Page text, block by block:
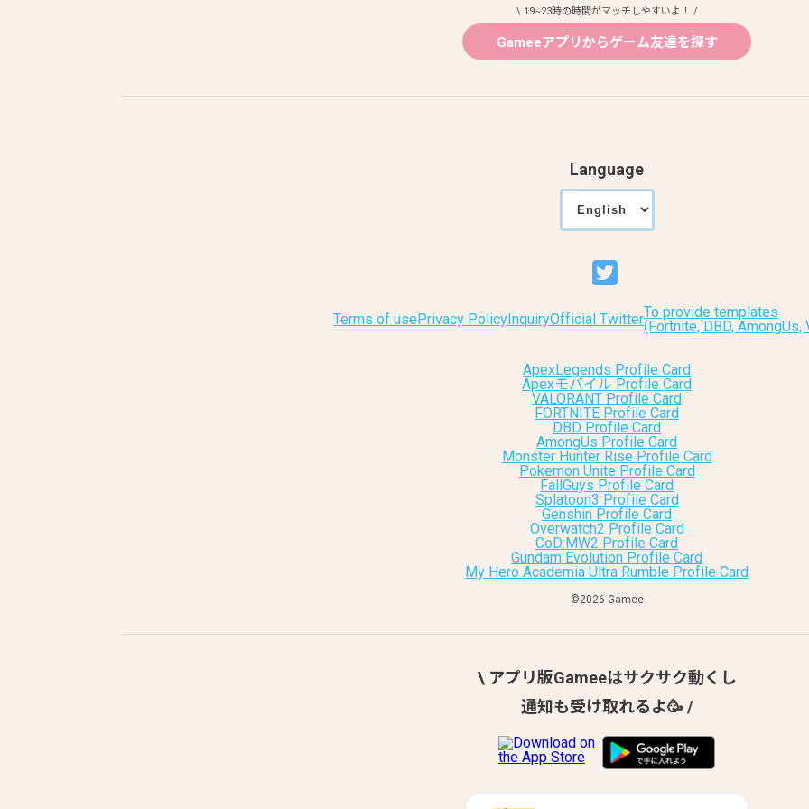
\ 19~23時の時間がマッチしやすいよ！ /
Gameeアプリからゲーム友達を探す
Language
Terms of usePrivacy Policy InquiryOfficial TwitterTo provide templates
(Fortnite, DBD, AmongUs,
ApexLegends Profile Card
Apexモバイル Profile Card
VALORANT Profile Card
FORTNITE Profile Card
DBD Profile Card
AmongUs Profile Card
Monster Hunter Rise Profile Card
Pokemon Unite Profile Card
FallGuys Profile Card
Splatoon3 Profile Card
Genshin Profile Card
Overwatch2 Profile Card
CoD:MW2 Profile Card
Gundam Evolution Profile Card
My Hero Academia Ultra Rumble Profile Card
©︎2026 Gamee
\ アプリ版Gameeはサクサク動くし
通知も受け取れるよ🥳 /